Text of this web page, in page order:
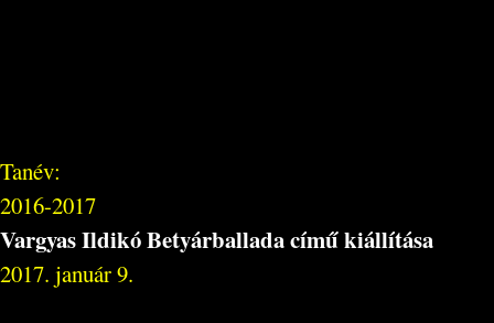
Tanév:
2016-2017
Vargyas Ildikó Betyárballada című kiállítása
2017. január 9.